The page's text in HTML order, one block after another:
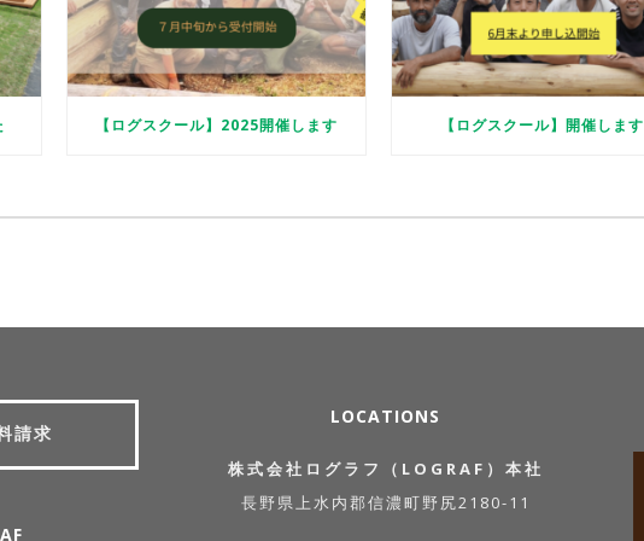
【ログスクール】2025開催します 【ログスクール】開催します
請求
LOCATIONS
株式会社ログラフ（LOGRAF）本社
長野県上水内郡信濃町野尻2180-11